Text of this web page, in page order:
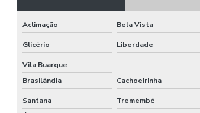
Aclimação Bela Vista
Glicério Liberdade
Vila Buarque
Brasilândia
Cachoeirinha
Santana Tremembé